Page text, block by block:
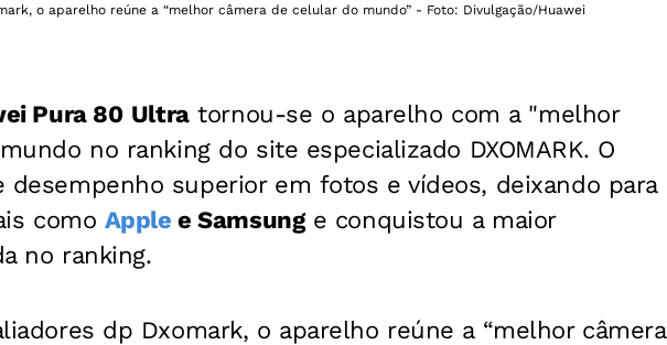
o aparelho reúne a “melhor câmera de celular do mundo” - Foto: Divulgação/Huawei
Pura 80 Ultratornou-se o aparelho com a "melhor
no ranking do site especializado DXOMARK. O
desempenho superior em fotos e vídeos, deixando para
como Apple e Samsunge conquistou a maior
no ranking.
dp Dxomark, o aparelho reúne a “melhor câmera